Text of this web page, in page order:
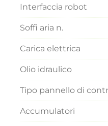
Interfaccia robot
Soffi aria n.
Carica elettrica
Olio idraulico
Tipo pannello di
Accumulatori